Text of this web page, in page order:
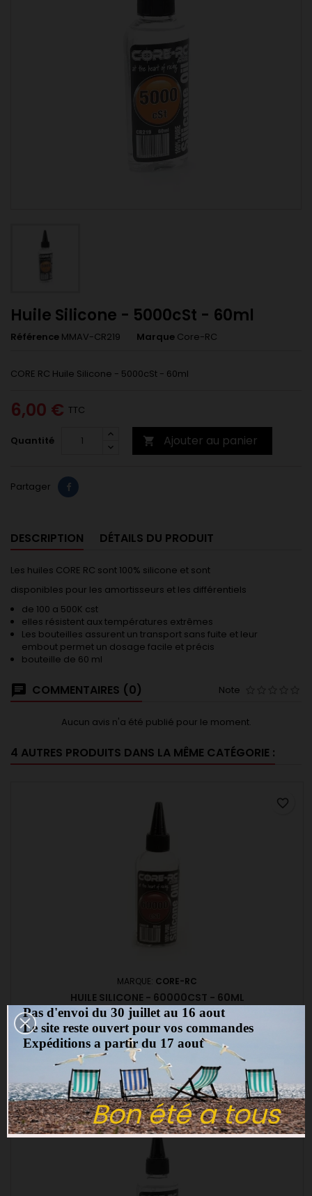
Huile Silicone - 5000cSt - 60ml
Référence MMAV-CR219 Marque Core-RC
CORE RC Huile Silicone - 5000cSt - 60ml
6,00 € TTC
Quantité  Ajouter au panier
Partager
DESCRIPTION DÉTAILS DU PRODUIT
Les huiles CORE RC sont 100% silicone et sont
disponibles pour les amortisseurs et les différentiels
de 100 a 500K cst
elles résistent aux températures extrêmes
Les bouteilles assurent un transport sans fuite et leur
embout permet un dosage facile et précis
bouteille de 60 ml
COMMENTAIRES (0) Note
Aucun avis n'a été publié pour le moment.
4 AUTRES PRODUITS DANS LA MÊME CATÉGORIE :
MARQUE: CORE-RC
HUILE SILICONE - 60000CST - 60ML
CORE RC Huile Silicone - 60000cSt - 60ml
7,00 €
 Ajouter au panier
favorite_border
favorite_border
Bon été a tous
Pas d'envoi du 30 juillet au 16 aout
Le site reste ouvert pour vos commandes
Expéditions a partir du 17 aout